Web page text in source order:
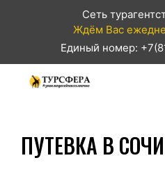
Сеть
Ждём Вас
Единый номер:
ПУТЕВКА В СОЧИ